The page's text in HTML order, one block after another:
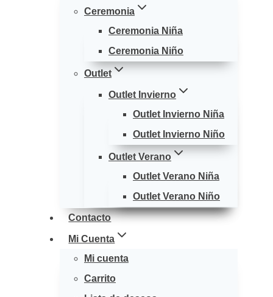
Ceremonia
Ceremonia Niña
Ceremonia Niño
Outlet
Outlet Invierno
Outlet Invierno Niña
Outlet Invierno Niño
Outlet Verano
Outlet Verano Niña
Outlet Verano Niño
Contacto
Mi Cuenta
Mi cuenta
Carrito